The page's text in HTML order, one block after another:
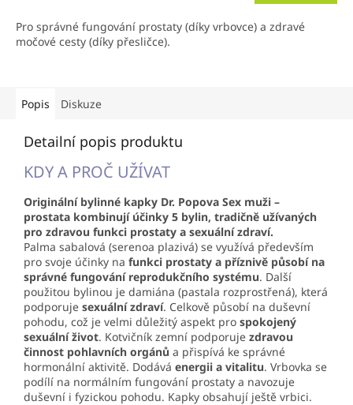
Pro správné fungování prostaty (díky vrbovce) a zdravé
močové cesty (díky přesličce).
Popis Diskuze
Detailní popis produktu
KDY A PROČ UŽÍVAT
Originální bylinné kapky Dr. Popova Sex muži –
prostata kombinují účinky 5 bylin, tradičně užívaných
pro zdravou funkci prostaty a sexuální zdraví.
Palma sabalová (serenoa plazivá) se využívá především
pro svoje účinky na funkci prostaty a příznivě působí na
správné fungování reprodukčního systému. Další
použitou bylinou je damiána (pastala rozprostřená), která
podporuje sexuální zdraví. Celkově působí na duševní
pohodu, což je velmi důležitý aspekt pro spokojený
sexuální život. Kotvičník zemní podporuje zdravou
činnost pohlavních orgánů a přispívá ke správné
hormonální aktivitě. Dodává energii a vitalitu. Vrbovka se
podílí na normálním fungování prostaty a navozuje
duševní i fyzickou pohodu. Kapky obsahují ještě vrbici.